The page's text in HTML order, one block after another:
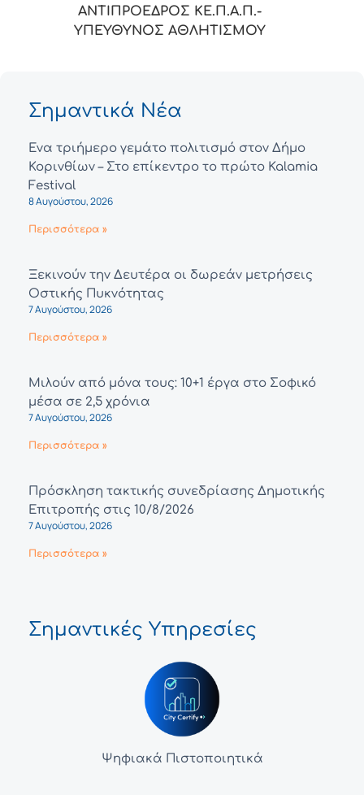
ΑΝΤΙΠΡΟΕΔΡΟΣ ΚΕ.Π.Α.Π.-
ΥΠΕΥΘΥΝΟΣ ΑΘΛΗΤΙΣΜΟΥ
Σημαντικά Νέα
Ένα τριήμερο γεμάτο πολιτισμό στον Δήμο
Κορινθίων – Στο επίκεντρο το πρώτο Kalamia
Festival
8 Αυγούστου, 2026
Περισσότερα »
Ξεκινούν την Δευτέρα οι δωρεάν μετρήσεις
Οστικής Πυκνότητας
7 Αυγούστου, 2026
Περισσότερα »
Μιλούν από μόνα τους: 10+1 έργα στο Σοφικό
μέσα σε 2,5 χρόνια
7 Αυγούστου, 2026
Περισσότερα »
Πρόσκληση τακτικής συνεδρίασης Δημοτικής
Επιτροπής στις 10/8/2026
7 Αυγούστου, 2026
Περισσότερα »
Σημαντικές Υπηρεσίες
Ψηφιακά Πιστοποιητικά